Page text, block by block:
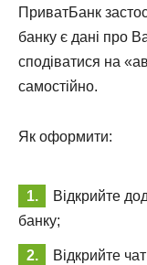
ПриватБанк
банку є дані про
сподіватися на
самостійно.
Як оформити:
Відкрийте
банку;
Відкрийте